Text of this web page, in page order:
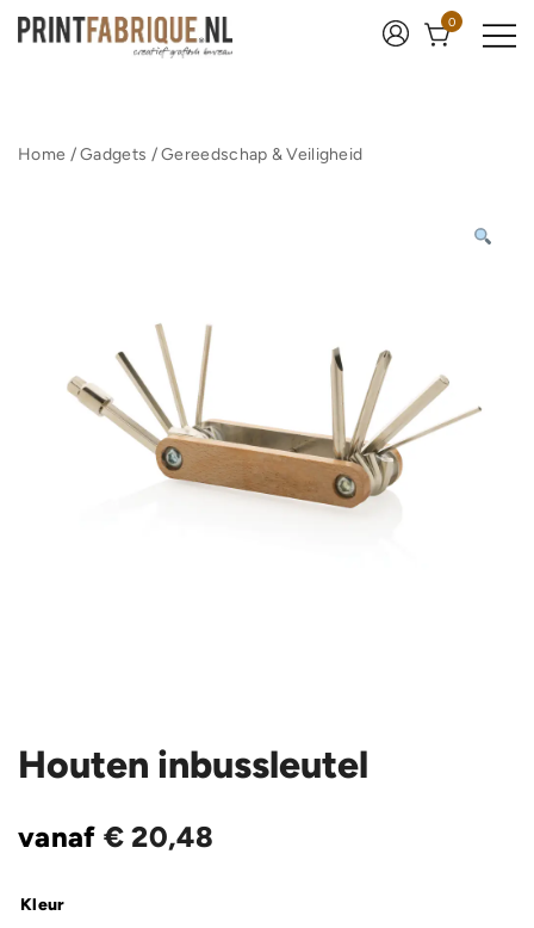
naar
0
Home /Gadgets /Gereedschap & Veiligheid
Houten inbussleutel
vanaf € 20,48
Kleur